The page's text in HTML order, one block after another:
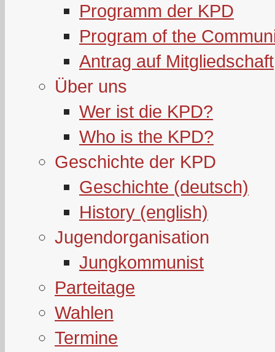
Programm der KPD
Program of the
Antrag auf Mitgliedschaft
Über uns
Wer ist die KPD?
Who is the KPD?
Geschichte der KPD
Geschichte (deutsch)
History (english)
Jugendorganisation
Jungkommunist
Parteitage
Wahlen
Termine